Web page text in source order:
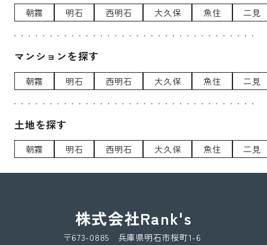
朝霧 明石 西明石 大久保 魚住 二見
マンションを探す
朝霧 明石 西明石 大久保 魚住 二見
土地を探す
朝霧 明石 西明石 大久保 魚住 二見
株式会社Rank's
〒673-0885 兵庫県明石市桜町1-6